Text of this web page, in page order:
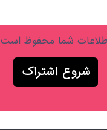
شما محفوظ است